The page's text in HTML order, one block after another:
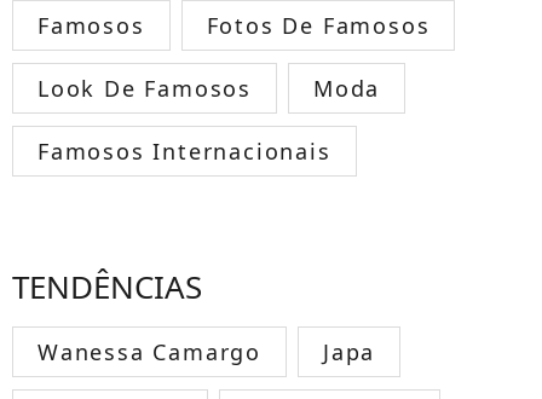
Famosos Fotos De Famosos
Look De Famosos Moda
Famosos Internacionais
TENDÊNCIAS
Wanessa Camargo Japa